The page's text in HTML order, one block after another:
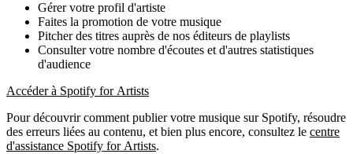
Gérer votre profil d'artiste
Faites la promotion de votre musique
Pitcher des titres auprès de nos éditeurs de playlists
Consulter votre nombre d'écoutes et d'autres statistiques
d'audience
Accéder à Spotify for Artists
Pour découvrir comment publier votre musique sur Spotify, résoudre
des erreurs liées au contenu, et bien plus encore, consultez le centre
d'assistance Spotify for Artists.